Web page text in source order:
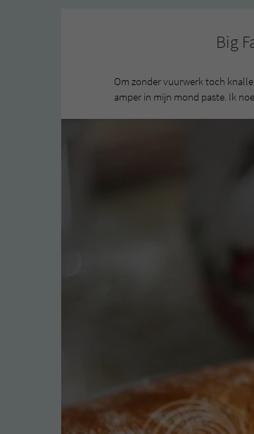
Big
Om zonder vuurwerk toch
amper in mijn mond paste. Ik